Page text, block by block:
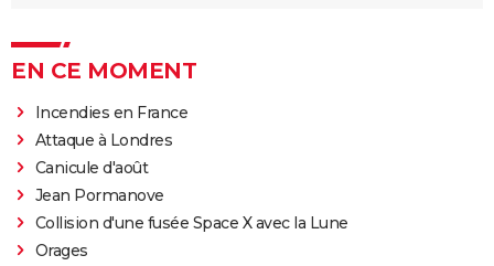
EN CE MOMENT
Incendies en France
Attaque à Londres
Canicule d'août
Jean Pormanove
Collision d'une fusée Space X avec la Lune
Orages